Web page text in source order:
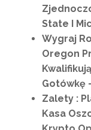
State I
Wygraj
Oregon
Gotówkę
Zalety :
Kasa